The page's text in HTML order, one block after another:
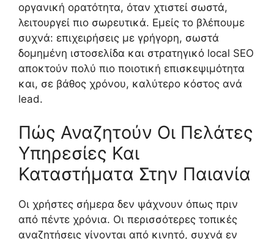
οργανική ορατότητα, όταν χτιστεί σωστά,
λειτουργεί πιο σωρευτικά. Εμείς το βλέπουμε
συχνά: επιχειρήσεις με γρήγορη, σωστά
δομημένη ιστοσελίδα και στρατηγικό local SEO
αποκτούν πολύ πιο ποιοτική επισκεψιμότητα
και, σε βάθος χρόνου, καλύτερο κόστος ανά
lead.
Πώς Αναζητούν Οι Πελάτες
Υπηρεσίες Και
Καταστήματα Στην Παιανία
Οι χρήστες σήμερα δεν ψάχνουν όπως πριν
από πέντε χρόνια. Οι περισσότερες τοπικές
αναζητήσεις γίνονται από κινητό, συχνά εν